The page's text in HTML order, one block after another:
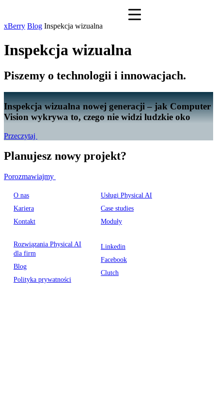
xBerry Blog Inspekcja wizualna
Inspekcja wizualna
Piszemy o technologii i innowacjach.
Inspekcja wizualna nowej generacji – jak Computer
Vision wykrywa to, czego nie widzi ludzkie oko
Przeczytaj
Planujesz nowy projekt?
Porozmawiajmy
O nas
Kariera
Kontakt
Usługi Physical AI
Case studies
Moduły
Rozwiązania Physical AI
dla firm
Blog
Polityka prywatności
Linkedin
Facebook
Clutch